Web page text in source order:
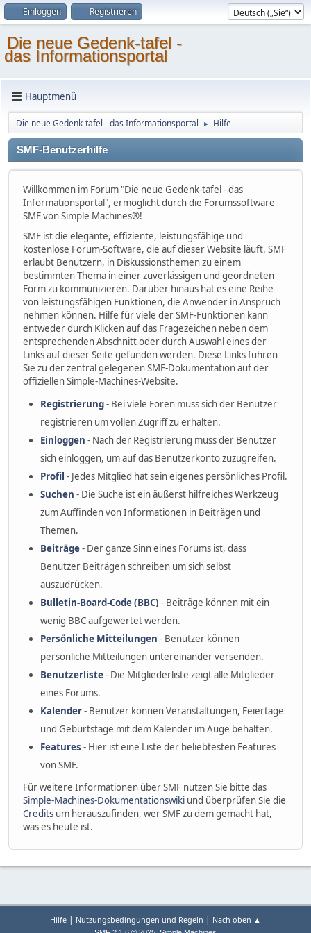
Einloggen Registrieren
Die neue Gedenk-tafel -
das Informationsportal
Hauptmenü
Die neue Gedenk-tafel - das Informationsportal ► Hilfe
SMF-Benutzerhilfe
Willkommen im Forum "Die neue Gedenk-tafel - das
Informationsportal", ermöglicht durch die Forumssoftware
SMF von Simple Machines®!
SMF ist die elegante, effiziente, leistungsfähige und
kostenlose Forum-Software, die auf dieser Website läuft. SMF
erlaubt Benutzern, in Diskussionsthemen zu einem
bestimmten Thema in einer zuverlässigen und geordneten
Form zu kommunizieren. Darüber hinaus hat es eine Reihe
von leistungsfähigen Funktionen, die Anwender in Anspruch
nehmen können. Hilfe für viele der SMF-Funktionen kann
entweder durch Klicken auf das Fragezeichen neben dem
entsprechenden Abschnitt oder durch Auswahl eines der
Links auf dieser Seite gefunden werden. Diese Links führen
Sie zu der zentral gelegenen SMF-Dokumentation auf der
offiziellen Simple-Machines-Website.
Registrierung- Bei viele Foren muss sich der Benutzer
registrieren um vollen Zugriff zu erhalten.
Einloggen - Nach der Registrierung muss der Benutzer
sich einloggen, um auf das Benutzerkonto zuzugreifen.
Profil - Jedes Mitglied hat sein eigenes persönliches Profil.
Suchen - Die Suche ist ein äußerst hilfreiches Werkzeug
zum Auffinden von Informationen in Beiträgen und
Themen.
Beiträge- Der ganze Sinn eines Forums ist, dass
Benutzer Beiträgen schreiben um sich selbst
auszudrücken.
Bulletin-Board-Code (BBC) - Beiträge können mit ein
wenig BBC aufgewertet werden.
Persönliche Mitteilungen - Benutzer können
persönliche Mitteilungen untereinander versenden.
Benutzerliste- Die Mitgliederliste zeigt alle Mitglieder
eines Forums.
Kalender- Benutzer können Veranstaltungen, Feiertage
und Geburtstage mit dem Kalender im Auge behalten.
Features - Hier ist eine Liste der beliebtesten Features
von SMF.
Für weitere Informationen über SMF nutzen Sie bitte das
Simple-Machines-Dokumentationswiki und überprüfen Sie die
Credits um herauszufinden, wer SMF zu dem gemacht hat,
was es heute ist.
Hilfe | Nutzungsbedingungen und Regeln | Nach oben ▲